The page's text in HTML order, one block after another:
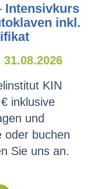
Intensivkurs
inkl.
31.08.2026
KIN
inklusive
und
oder buchen
Sie uns an.